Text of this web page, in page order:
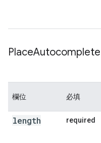
PlaceAutocomplete
欄位 必填
length required